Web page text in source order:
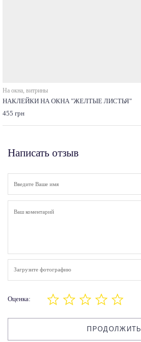
На окна, витрины
НАКЛЕЙКИ НА ОКНА "ЖЕЛТЫЕ ЛИСТЬЯ"
455 грн
Написать отзыв
Загрузите фотографию
Оценка:
ПРОДОЛЖИТЬ